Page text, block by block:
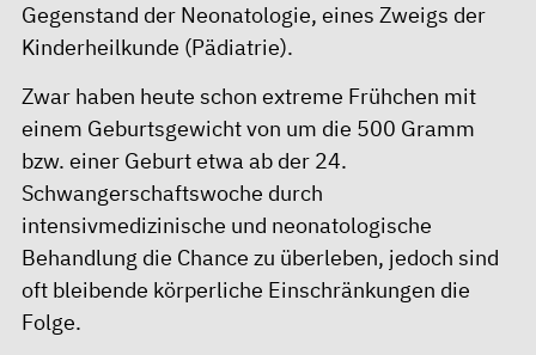
Gegenstand der Neonatologie, eines Zweigs der
Kinderheilkunde (Pädiatrie).
Zwar haben heute schon extreme Frühchen mit
einem Geburtsgewicht von um die 500 Gramm
bzw. einer Geburt etwa ab der 24.
Schwangerschaftswoche durch
intensivmedizinische und neonatologische
Behandlung die Chance zu überleben, jedoch sind
oft bleibende körperliche Einschränkungen die
Folge.